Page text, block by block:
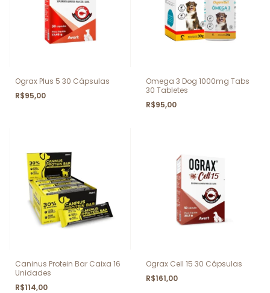
Ograx Plus 5 30 Cápsulas
R$95,00
Omega 3 Dog 1000mg Tabs
30 Tabletes
R$95,00
Caninus Protein Bar Caixa 16
Unidades
R$114,00
Ograx Cell 15 30 Cápsulas
R$161,00